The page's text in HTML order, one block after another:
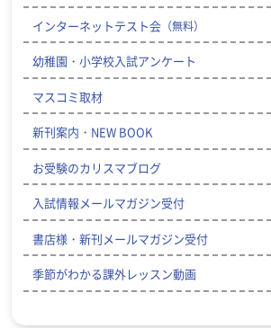
インターネットテスト会 （無料）
幼稚園・小学校入試アンケート
マスコミ取材
新刊案内・NEW BOOK
お受験のカリスマブログ
入試情報メールマガジン受付
書店様・新刊メールマガジン受付
季節がわかる課外レッスン動画